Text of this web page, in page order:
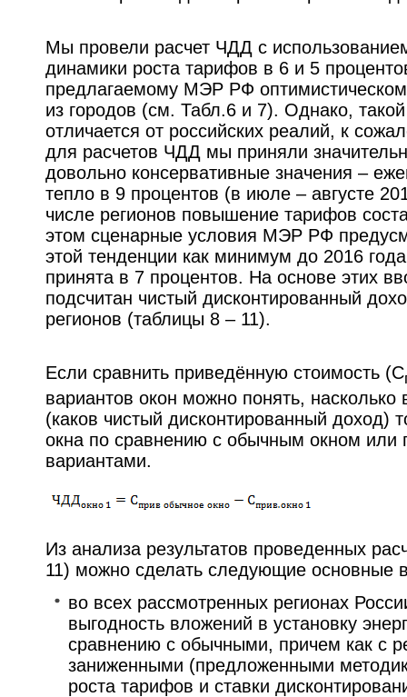
Мы провели расчет ЧДД с
динамики роста тарифов в 6 и 5
предлагаемому МЭР РФ
из городов (см. Табл.6 и 7). Однако,
отличается от российских реалий, к
для расчетов ЧДД мы приняли
довольно консервативные значения –
тепло в 9 процентов (в июле – августе
числе регионов повышение тарифов
этом сценарные условия МЭР РФ
этой тенденции как минимум до 2016
принята в 7 процентов. На основе этих
подсчитан чистый дисконтированный
регионов (таблицы 8 – 11).
Если сравнить приведённую стоимость (С
вариантов окон можно понять,
(каков чистый дисконтированный доход)
окна по сравнению с обычным окном или
вариантами.
Из анализа результатов проведенных
11) можно сделать следующие основные
во всех рассмотренных регионах
выгодность вложений в установку
сравнению с обычными, причем как с
заниженными (предложенными
роста тарифов и ставки